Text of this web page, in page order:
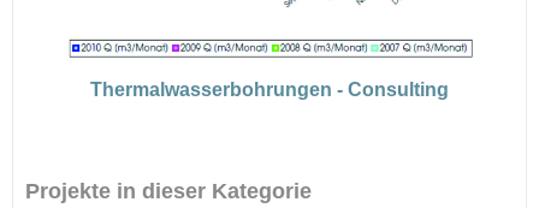
Thermalwasserbohrungen - Consulting
Projekte in dieser Kategorie